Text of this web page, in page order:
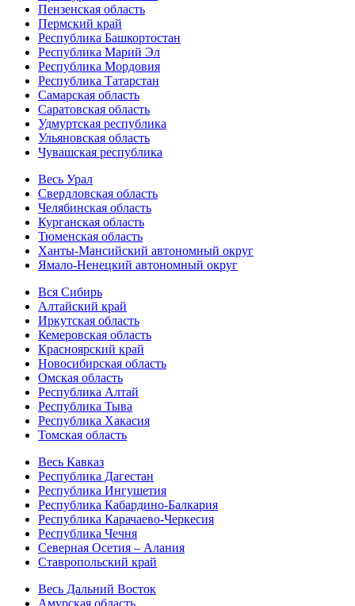
Пензенская область
Пермский край
Республика Башкортостан
Республика Марий Эл
Республика Мордовия
Республика Татарстан
Самарская область
Саратовская область
Удмуртская республика
Ульяновская область
Чувашская республика
Весь Урал
Свердловская область
Челябинская область
Курганская область
Тюменская область
Ханты-Мансийский автономный округ
Ямало-Ненецкий автономный округ
Вся Сибирь
Алтайский край
Иркутская область
Кемеровская область
Красноярский край
Новосибирская область
Омская область
Республика Алтай
Республика Тыва
Республика Хакасия
Томская область
Весь Кавказ
Республика Дагестан
Республика Ингушетия
Республика Кабардино-Балкария
Республика Карачаево-Черкесия
Республика Чечня
Северная Осетия – Алания
Ставропольский край
Весь Дальний Восток
Амурская область